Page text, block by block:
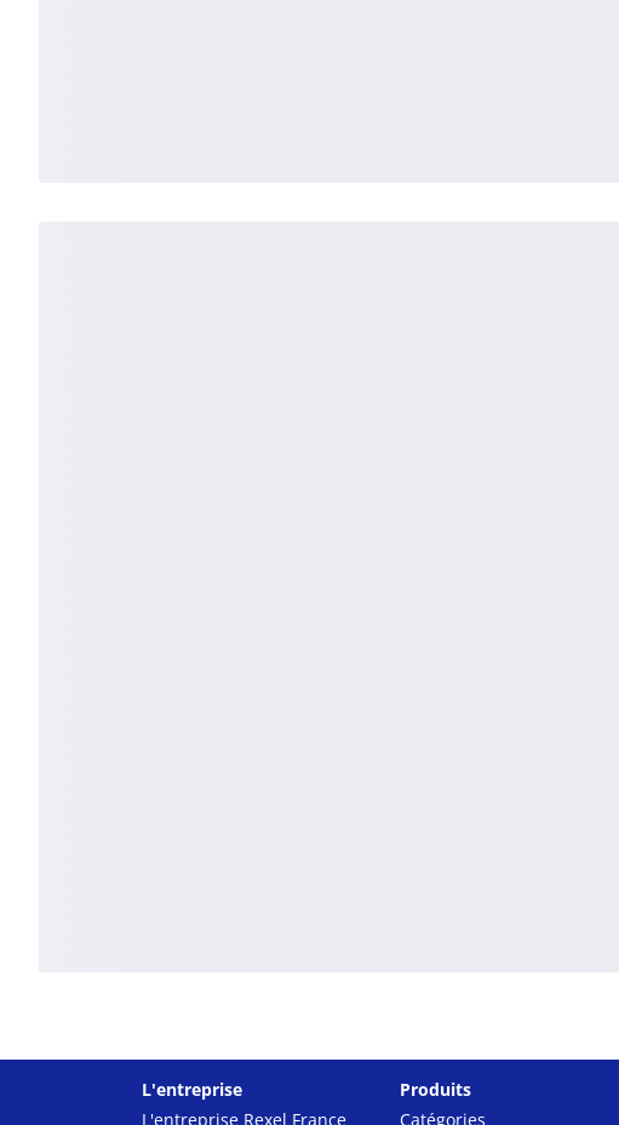
L'entreprise
L'entreprise Rexel France
Produits
Catégories